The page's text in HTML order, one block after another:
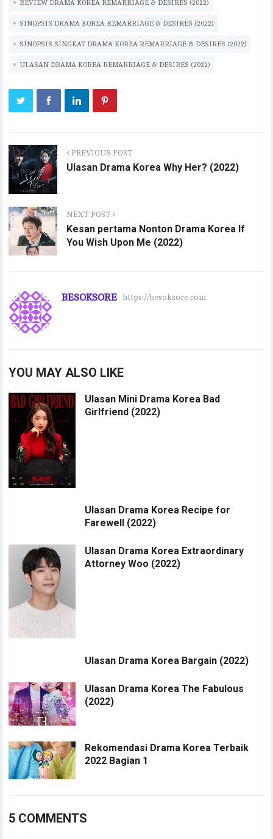
REVIEW DRAMA KOREA REMARRIAGE & DESIRES (2022)
SINOPSIS DRAMA KOREA REMARRIAGE & DESIRES (2022)
SINOPSIS SINGKAT DRAMA KOREA REMARRIAGE & DESIRES (2022)
ULASAN DRAMA KOREA REMARRIAGE & DESIRES (2022)
PREVIOUS POST
Ulasan Drama Korea Why Her? (2022)
NEXT POST
Kesan pertama Nonton Drama Korea If
You Wish Upon Me (2022)
BESOKSORE https://besoksore.com
YOU MAY ALSO LIKE
Ulasan Mini Drama Korea Bad
Girlfriend (2022)
Ulasan Drama Korea Recipe for
Farewell (2022)
Ulasan Drama Korea Extraordinary
Attorney Woo (2022)
Ulasan Drama Korea Bargain (2022)
Ulasan Drama Korea The Fabulous
(2022)
Rekomendasi Drama Korea Terbaik
2022 Bagian 1
5 COMMENTS